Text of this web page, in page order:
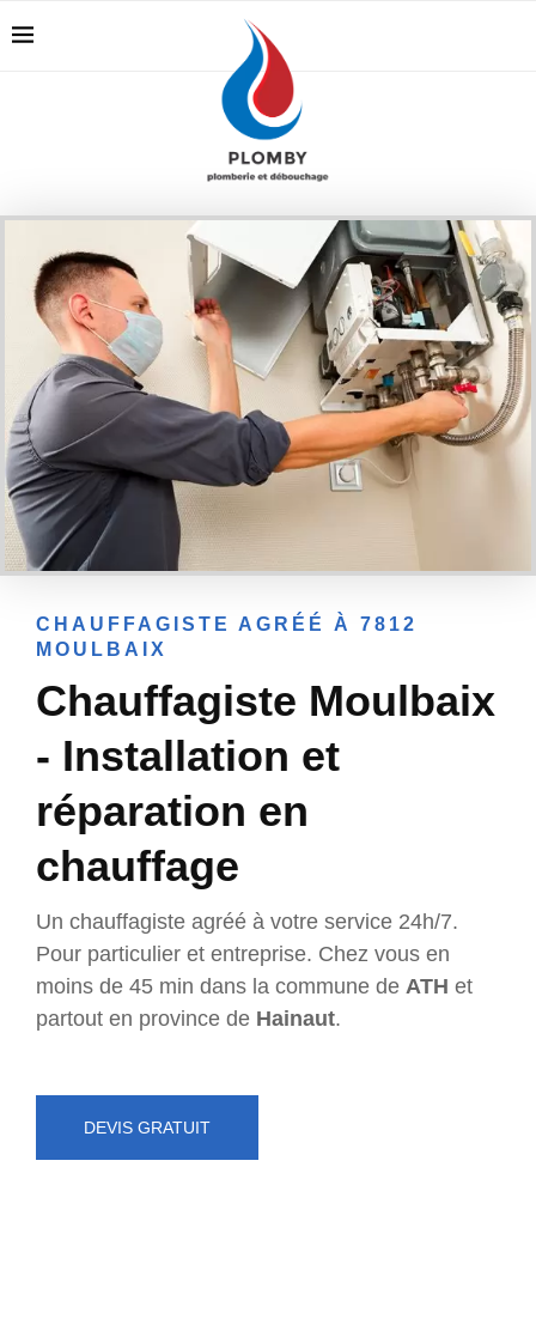
CHAUFFAGISTE AGRÉÉ À 7812
MOULBAIX
Chauffagiste Moulbaix
- Installation et
réparation en
chauffage
Un chauffagiste agréé à votre service 24h/7.
Pour particulier et entreprise. Chez vous en
moins de 45 min dans la commune de ATH et
partout en province de Hainaut.
DEVIS GRATUIT